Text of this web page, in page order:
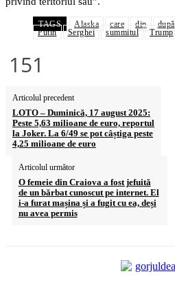
TAGS Alaska care din după
Putin
Serghei summitul Trump
151
Articolul precedent
LOTO – Duminică, 17 august 2025:
Peste 5,63 milioane de euro, reportul
la Joker. La 6/49 se pot câștiga peste
4,25 milioane de euro
Articolul următor
O femeie din Craiova a fost jefuită
de un bărbat cunoscut pe internet. El
i-a furat mașina și a fugit cu ea, deși
nu avea permis